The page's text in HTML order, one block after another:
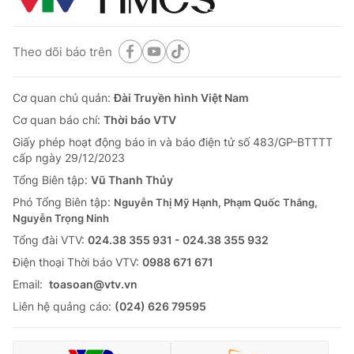
Theo dõi báo trên
Cơ quan chủ quản:Đài Truyền hình Việt Nam
Cơ quan báo chí: Thời báo VTV
Giấy phép hoạt động báo in và báo điện tử số 483/GP-BTTTT
cấp ngày 29/12/2023
Tổng Biên tập: Vũ Thanh Thủy
Phó Tổng Biên tập: Nguyễn Thị Mỹ Hạnh, Phạm Quốc Thắng,
Nguyễn Trọng Ninh
Tổng đài VTV: 024.38 355 931 - 024.38 355 932
Ðiện thoại Thời báo VTV: 0988 671 671
Email: toasoan@vtv.vn
Liên hệ quảng cáo: (024) 626 79595